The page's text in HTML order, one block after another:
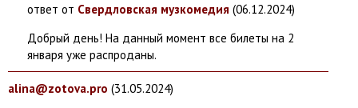
ответ от Свердловская музкомедия (06.12.2024)
Добрый день! На данный момент все билеты на 2
января уже распроданы.
alina@zotova.pro (31.05.2024)